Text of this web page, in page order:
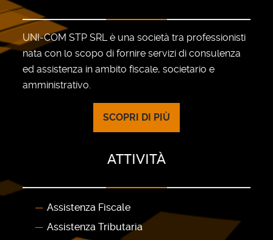
UNI-COM STP SRL è una società tra professionisti
nata con lo scopo di fornire servizi di consulenza
ed assistenza in ambito fiscale, societario e
amministrativo.
SCOPRI DI PIÙ
ATTIVITÀ
Assistenza Fiscale
Assistenza Tributaria